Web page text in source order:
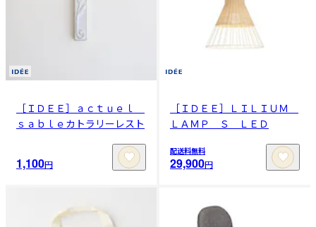
［ＩＤＥＥ］ａｃｔｕｅｌ
ｓａｂｌｅカトラリーレスト
1,100円
［ＩＤＥＥ］ＬＩＬＩＵＭ
ＬＡＭＰ Ｓ ＬＥＤ
配送料無料
29,900円